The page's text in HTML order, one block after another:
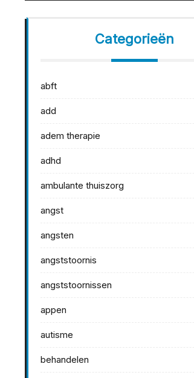
Categorieën
abft
add
adem therapie
adhd
ambulante thuiszorg
angst
angsten
angststoornis
angststoornissen
appen
autisme
behandelen